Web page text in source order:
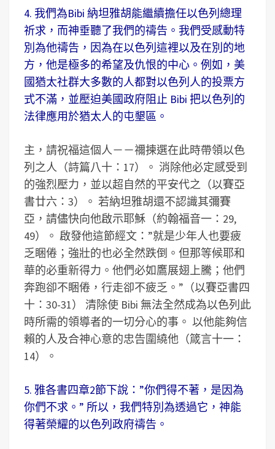
4. 我們為Bibi 納坦雅胡能繼續擔任以色列總理
祈求，而神垂聽了我們的禱告。我們受感動特
別為他禱告，因為在以色列這裡以及在別的地
方，他是極多的希望及仇恨的中心。例如，美
國猶太社群大多數的人都對以色列人的投票方
式不滿，並壓迫美國政府阻止 Bibi 把以色列的
法律應用於猶太人的屯墾區。
主，請祝福這個人－－禰揀選在此時帶領以色
列之人（詩篇八十：17）。 消除他必定感受到
的強烈壓力，並以超自然的平安代之（以賽亞
書廿六：3）。 若納坦雅胡還不認識其彌賽
亞，請儘快向他啟示耶穌（約翰福音一：29,
49）。 啟發他這節經文：”就是少年人也要疲
乏睏倦；強壯的也必全然跌倒。但那等候耶和
華的必重新得力。他們必如鷹展翅上騰；他們
奔跑卻不睏倦，行走卻不疲乏。”（以賽亞書四
十：30-31） 清除使 Bibi 無法全然成為以色列此
時所需的領導者的一切分心的事。 以他能夠信
賴的人及合神心意的忠告圍繞他（箴言十一：
14）。
5. 雅各書四章2節下說：”你們得不著，是因為
你們不求。” 所以，我們特別為透過它，神能
得著榮耀的以色列政府禱告。